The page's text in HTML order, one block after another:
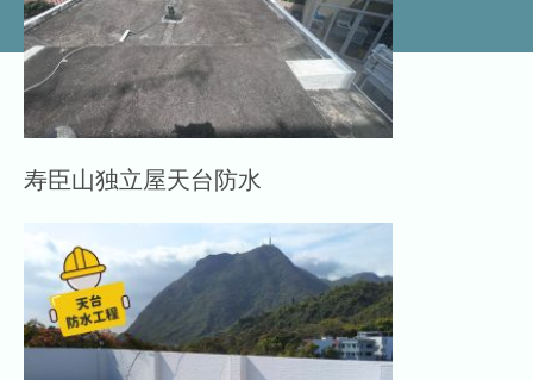
寿臣山独立屋天台防水